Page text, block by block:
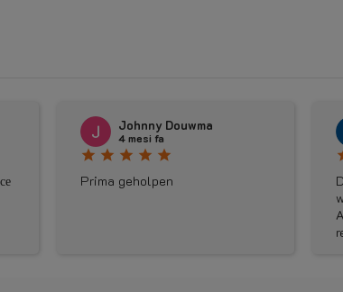
Douwma
Die bestellte
war leider defekt, aber
Austausch und die
reibungslos. Vielen